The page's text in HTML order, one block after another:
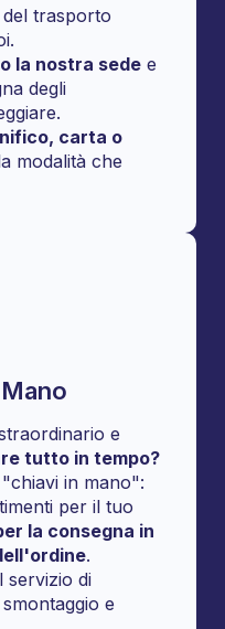
trasporto
la nostra sede e
degli
carta o
modalità che
e
tutto in tempo?
in mano":
per il tuo
la consegna in
.
servizio di
e